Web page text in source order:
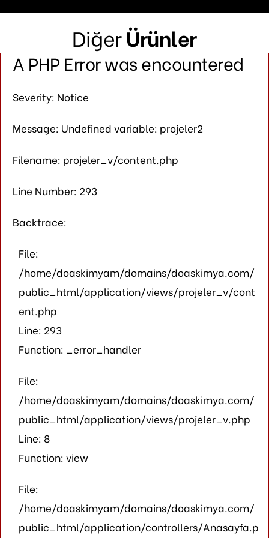
DiğerÜrünler
A PHP Error was encountered
Severity: Notice
Message: Undefined variable: projeler2
Filename: projeler_v/content.php
Line Number: 293
Backtrace:
File:
/home/doaskimyam/domains/doaskimya.com/
public_html/application/views/projeler_v/cont
ent.php
Line: 293
Function: _error_handler
File:
/home/doaskimyam/domains/doaskimya.com/
public_html/application/views/projeler_v.php
Line: 8
Function: view
File:
/home/doaskimyam/domains/doaskimya.com/
public_html/application/controllers/Anasayfa.p